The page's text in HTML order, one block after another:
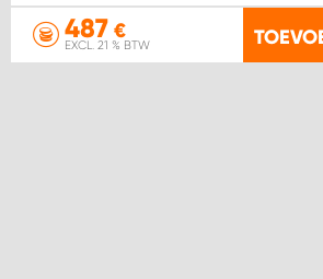
487 €
EXCL. 21 % BTW